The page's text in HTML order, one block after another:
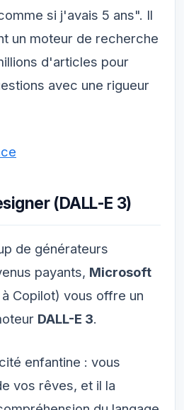
si j'avais 5 ans". Il
un moteur de recherche
d'articles pour
avec une rigueur
(DALL-E 3)
de générateurs
payants, Microsoft
Copilot) vous offre un
DALL-E 3.
enfantine : vous
vos rêves, et il la